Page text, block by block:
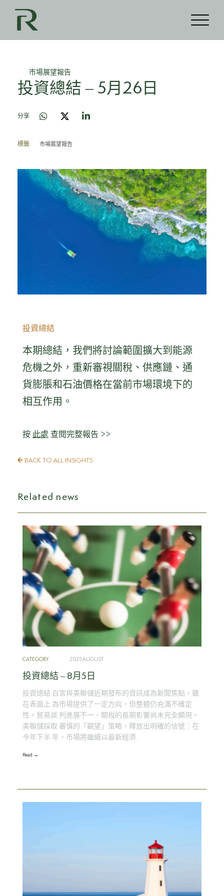
投資總結 – 5月26日
分享
市場展望報告
標籤 市場展望報告
投資總結
本期總結，我們將討論範圍擴大到能源
危機之外，重新審視關稅、供應鏈、通
貨膨脹和石油價格在當前市場環境下的
相互作用。
按 此處 查閱完整報告 >>
BACK TO ALL INSIGHTS
Related news
CATEGORY 2025 AUGUST
投資總結 – 8月5日
投資總結 白宮與美聯儲近期發布的資訊成為新聞焦點，雖
在表面上 為市場提供了一定方向，但整體仍充滿不確定
性。貿易談 判進展不一，關稅的長期影響尚未完全顯現。
美聯儲採取 審慎的「觀望」策略，釋放出明確的信號：在
今年下半 年，市場將繼續以最新經濟..
Read →